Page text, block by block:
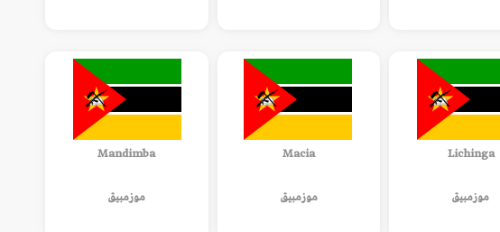
Lichinga
موزمبيق
Macia
موزمبيق
Mandimba
موزمبيق